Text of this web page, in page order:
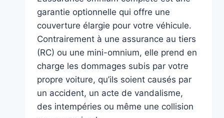
garantie optionnelle qui offre une
couverture élargie pour votre véhicule.
Contrairement à une assurance au tiers
(RC) ou une mini-omnium, elle prend en
charge les dommages subis par votre
propre voiture, qu’ils soient causés par
un accident, un acte de vandalisme,
des intempéries ou même une collision